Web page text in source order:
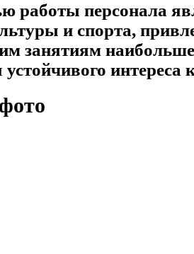
работы персонала
и спорта,
занятиям
интереса
фото